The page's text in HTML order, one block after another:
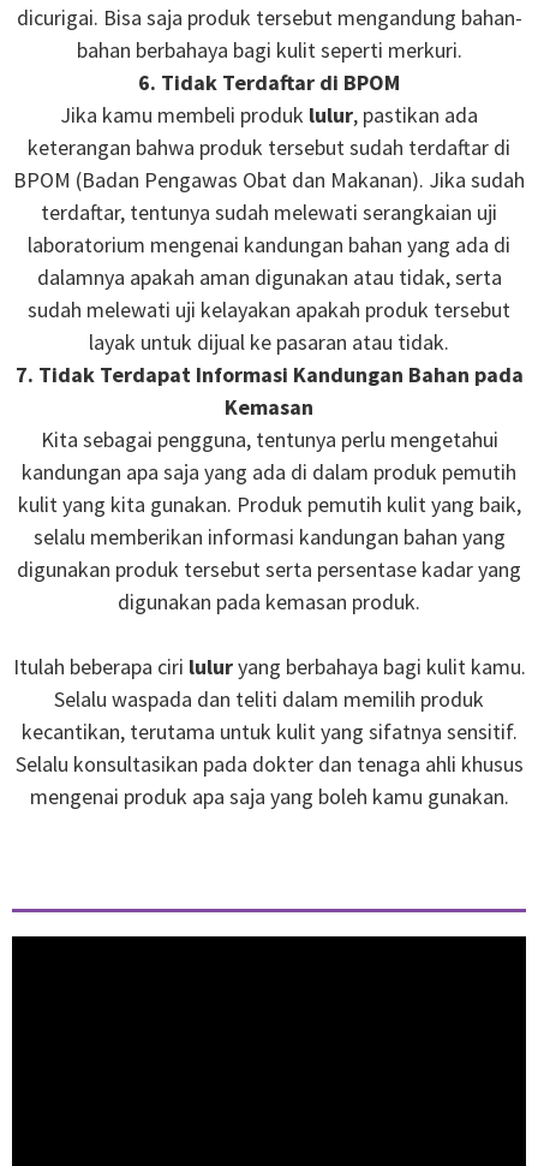
dicurigai. Bisa saja produk tersebut mengandung bahan-
bahan berbahaya bagi kulit seperti merkuri.
6. Tidak Terdaftar di BPOM
Jika kamu membeli produk lulur, pastikan ada
keterangan bahwa produk tersebut sudah terdaftar di
BPOM (Badan Pengawas Obat dan Makanan). Jika sudah
terdaftar, tentunya sudah melewati serangkaian uji
laboratorium mengenai kandungan bahan yang ada di
dalamnya apakah aman digunakan atau tidak, serta
sudah melewati uji kelayakan apakah produk tersebut
layak untuk dijual ke pasaran atau tidak.
7. Tidak Terdapat Informasi Kandungan Bahan pada
Kemasan
Kita sebagai pengguna, tentunya perlu mengetahui
kandungan apa saja yang ada di dalam produk pemutih
kulit yang kita gunakan. Produk pemutih kulit yang baik,
selalu memberikan informasi kandungan bahan yang
digunakan produk tersebut serta persentase kadar yang
digunakan pada kemasan produk.
Itulah beberapa ciri luluryang berbahaya bagi kulit kamu.
Selalu waspada dan teliti dalam memilih produk
kecantikan, terutama untuk kulit yang sifatnya sensitif.
Selalu konsultasikan pada dokter dan tenaga ahli khusus
mengenai produk apa saja yang boleh kamu gunakan.